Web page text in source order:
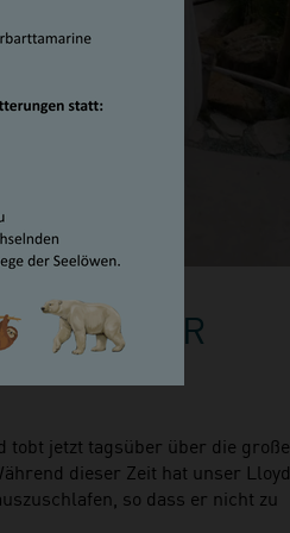
AUF DER
jetzt tagsüber über die große
dieser Zeit hat unser Lloyd
so dass er nicht zu